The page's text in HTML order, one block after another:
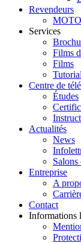
Revendeurs
Services
Films
Films
Centre de
Études
Actualités
News
Salons
Entreprise
A
Contact
Informations